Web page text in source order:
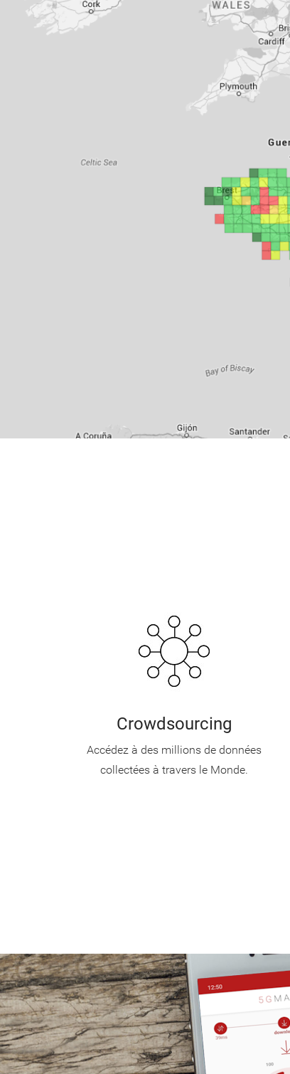
Crowdsourcing
Accédez à des millions de données
collectées à travers le Monde.